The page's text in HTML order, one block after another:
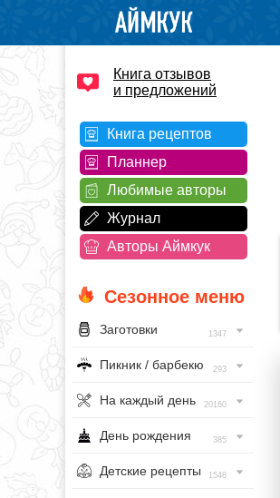
Книга отзывов
и предложений
Книга рецептов
Планнер
Любимые авторы
Журнал
Авторы Аймкук
Сезонное меню
Заготовки 1347
Пикник / барбекю 293
На каждый день 20160
День рождения 385
Детские рецепты 1548